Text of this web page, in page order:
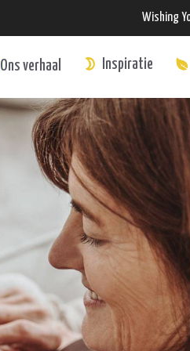
Wishing
Ons verhaal Inspiratie